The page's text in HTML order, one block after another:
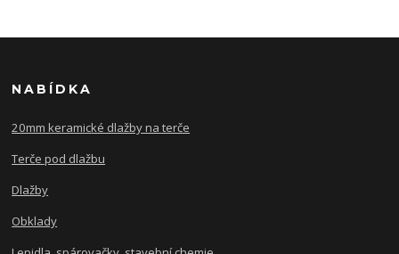
NABÍDKA
20mm keramické dlažby na terče
Terče pod dlažbu
Dlažby
Obklady